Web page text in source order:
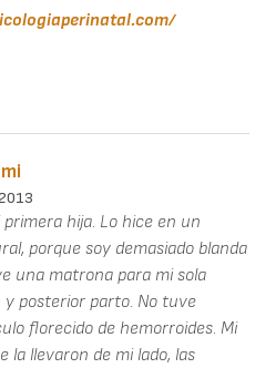
hija. Lo hice en un
porque soy demasiado blanda
una matrona para mi sola
posterior parto. No tuve
florecido de hemorroides. Mi
la llevaron de mi lado, las